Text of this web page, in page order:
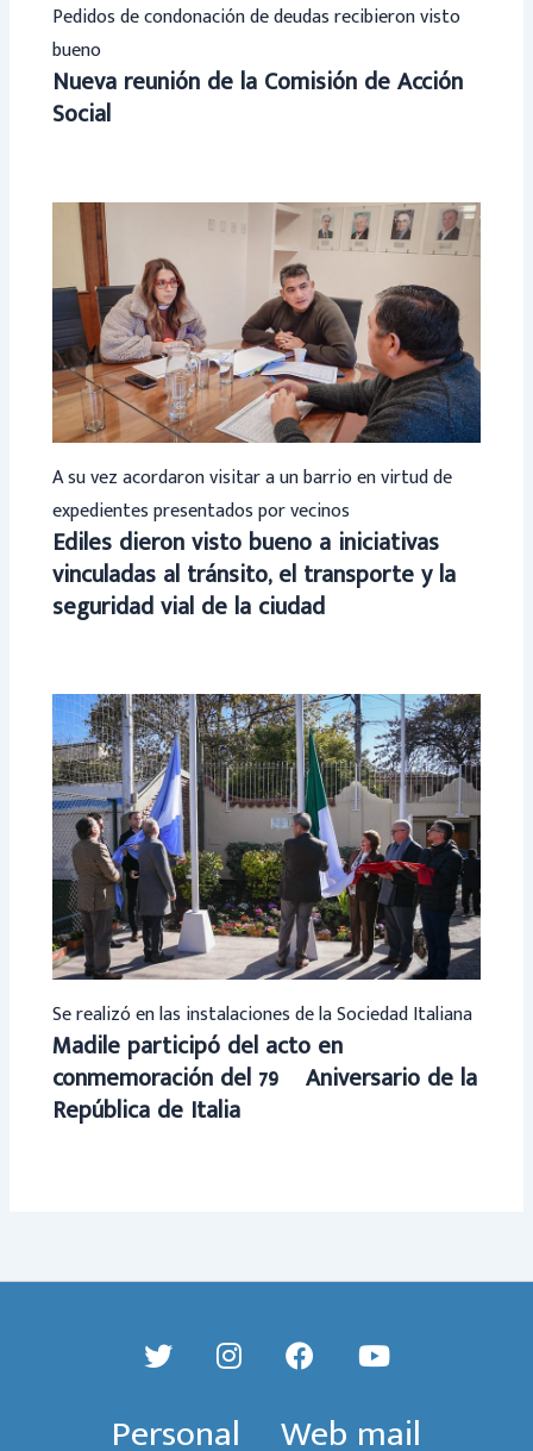
Pedidos de condonación de deudas recibieron visto
bueno
Nueva reunión de la Comisión de Acción
Social
A su vez acordaron visitar a un barrio en virtud de
expedientes presentados por vecinos
Ediles dieron visto bueno a iniciativas
vinculadas al tránsito, el transporte y la
seguridad vial de la ciudad
Se realizó en las instalaciones de la Sociedad Italiana
Madile participó del acto en
conmemoración del 79º Aniversario de la
República de Italia
Personal Web mail